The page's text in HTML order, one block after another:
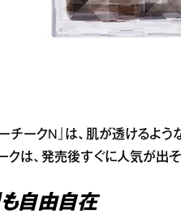
ーチークN』は、肌が透ける
クは、発売後すぐに人気が出
自由自在